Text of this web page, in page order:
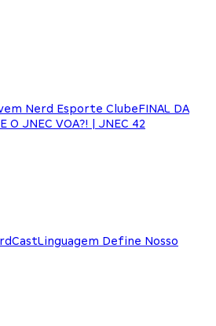
Nerd Esporte ClubeFINAL DA
O JNEC VOA?! | JNEC 42
Linguagem Define Nosso